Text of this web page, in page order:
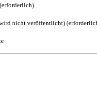
nicht veröffentlicht)